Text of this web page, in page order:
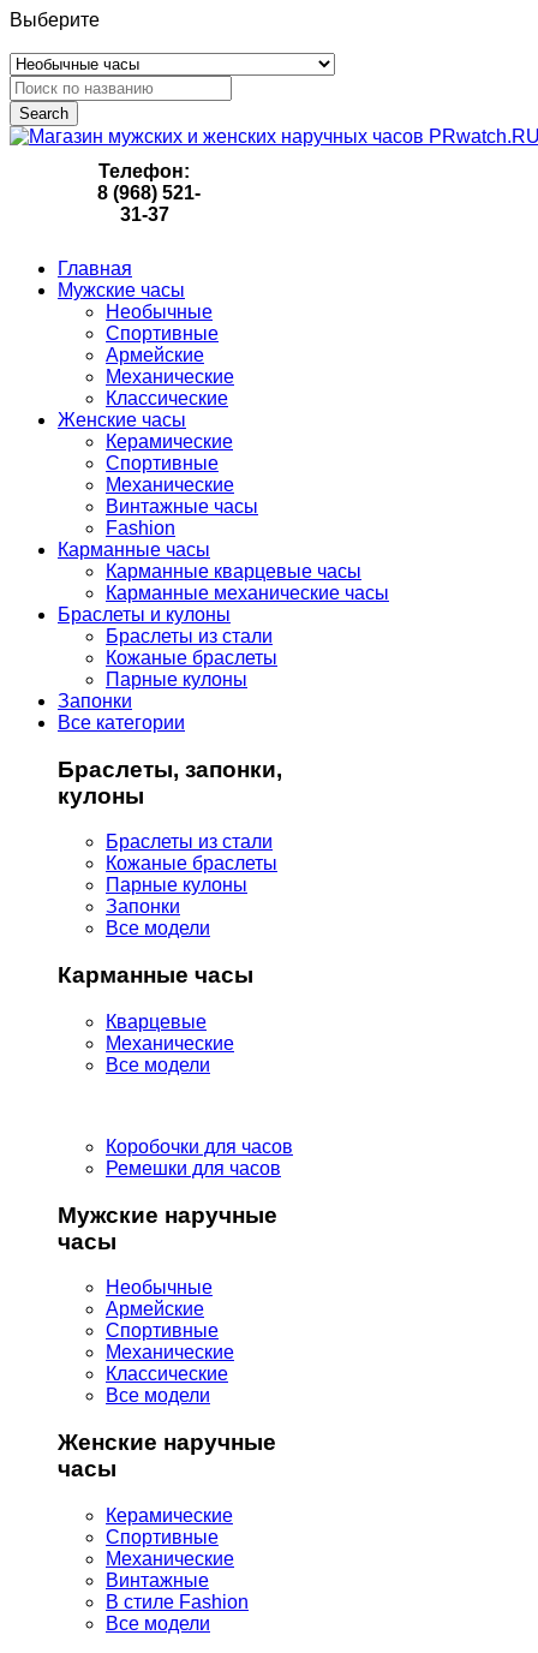
Выберите
Search
Телефон:
8 (968) 521-
31-37
Главная
Мужские часы
Необычные
Спортивные
Армейские
Механические
Классические
Женские часы
Керамические
Спортивные
Механические
Винтажные часы
Fashion
Карманные часы
Карманные кварцевые часы
Карманные механические часы
Браслеты и кулоны
Браслеты из стали
Кожаные браслеты
Парные кулоны
Запонки
Все категории
Браслеты, запонки,
кулоны
Браслеты из стали
Кожаные браслеты
Парные кулоны
Запонки
Все модели
Карманные часы
Кварцевые
Механические
Все модели
Коробочки для часов
Ремешки для часов
Мужские наручные
часы
Необычные
Армейские
Спортивные
Механические
Классические
Все модели
Женские наручные
часы
Керамические
Спортивные
Механические
Винтажные
В стиле Fashion
Все модели